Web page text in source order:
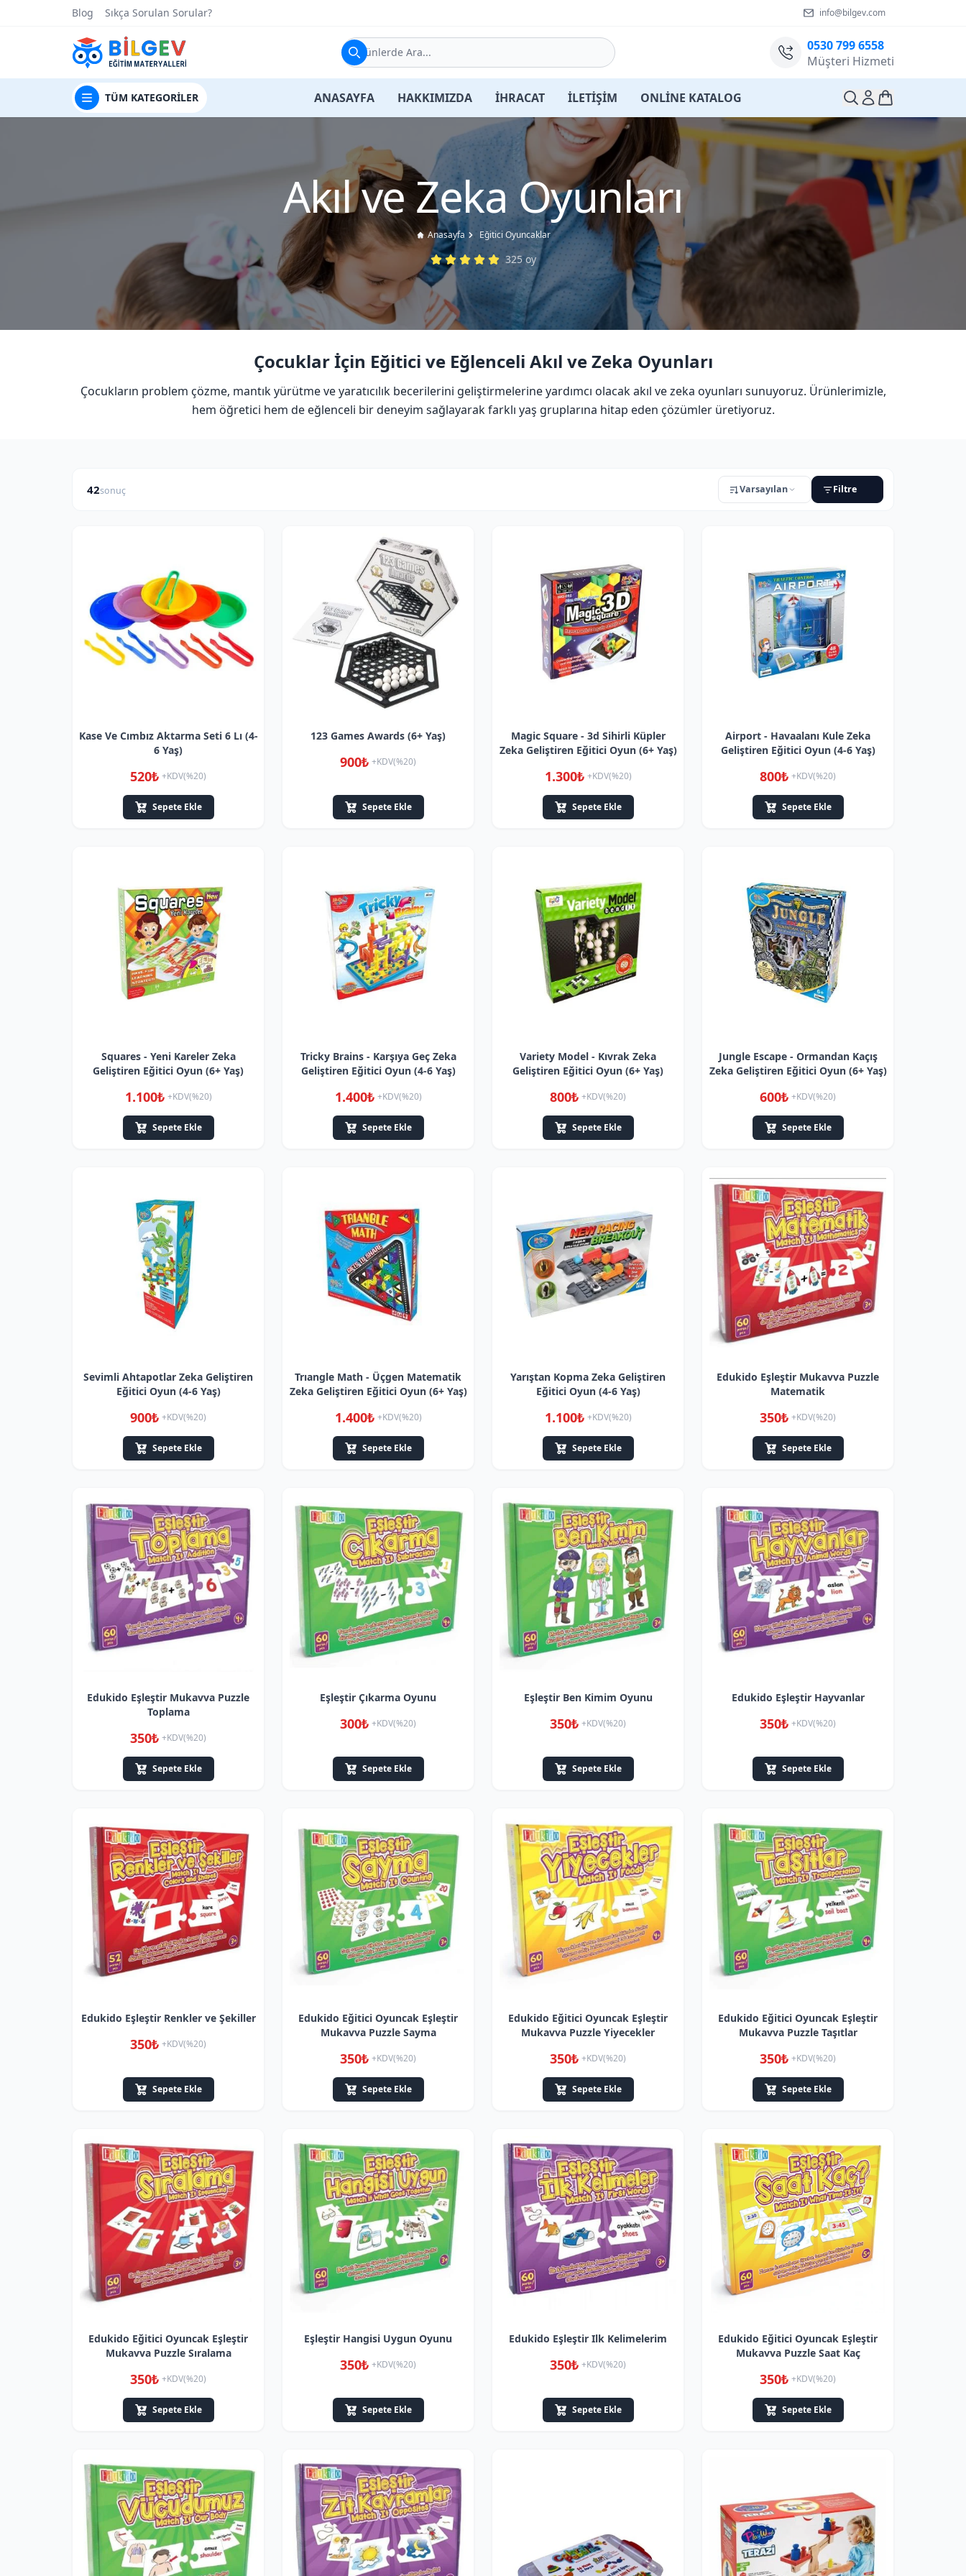
Blog Sıkça Sorulan Sorular? info@bilgev.com
Ürünlerde Ara...
0530 799 6558
Müşteri Hizmeti
TÜM KATEGORİLER ANASAYFA HAKKIMIZDA İHRACAT İLETİŞİM ONLİNE KATALOG
Akıl ve Zeka Oyunları
Anasayfa Eğitici Oyuncaklar
325 oy
Çocuklar İçin Eğitici ve Eğlenceli Akıl ve Zeka Oyunları
Çocukların problem çözme, mantık yürütme ve yaratıcılık becerilerini geliştirmelerine yardımcı olacak akıl ve zeka oyunları sunuyoruz. Ürünlerimizle,
hem öğretici hem de eğlenceli bir deneyim sağlayarak farklı yaş gruplarına hitap eden çözümler üretiyoruz.
42sonuç Varsayılan Filtre
Kategori seç
Kase Ve Cımbız Aktarma Seti 6 Lı (4-
6 Yaş)
520₺ +KDV(%20)
Sepete Ekle
123 Games Awards (6+ Yaş)
900₺ +KDV(%20)
Sepete Ekle
Magic Square - 3d Sihirli Küpler
Zeka Geliştiren Eğitici Oyun (6+ Yaş)
1.300₺ +KDV(%20)
Sepete Ekle
Airport - Havaalanı Kule Zeka
Geliştiren Eğitici Oyun (4-6 Yaş)
800₺ +KDV(%20)
Sepete Ekle
Squares - Yeni Kareler Zeka
Geliştiren Eğitici Oyun (6+ Yaş)
1.100₺ +KDV(%20)
Sepete Ekle
Tricky Brains - Karşıya Geç Zeka
Geliştiren Eğitici Oyun (4-6 Yaş)
1.400₺ +KDV(%20)
Sepete Ekle
Variety Model - Kıvrak Zeka
Geliştiren Eğitici Oyun (6+ Yaş)
800₺ +KDV(%20)
Sepete Ekle
Jungle Escape - Ormandan Kaçış
Zeka Geliştiren Eğitici Oyun (6+ Yaş)
600₺ +KDV(%20)
Sepete Ekle
Sevimli Ahtapotlar Zeka Geliştiren
Eğitici Oyun (4-6 Yaş)
900₺ +KDV(%20)
Sepete Ekle
Trıangle Math - Üçgen Matematik
Zeka Geliştiren Eğitici Oyun (6+ Yaş)
1.400₺ +KDV(%20)
Sepete Ekle
Yarıştan Kopma Zeka Geliştiren
Eğitici Oyun (4-6 Yaş)
1.100₺ +KDV(%20)
Sepete Ekle
Edukido Eşleştir Mukavva Puzzle
Matematik
350₺ +KDV(%20)
Sepete Ekle
Edukido Eşleştir Mukavva Puzzle
Toplama
350₺ +KDV(%20)
Sepete Ekle
Eşleştir Çıkarma Oyunu
300₺ +KDV(%20)
Sepete Ekle
Eşleştir Ben Kimim Oyunu
350₺ +KDV(%20)
Sepete Ekle
Edukido Eşleştir Hayvanlar
350₺ +KDV(%20)
Sepete Ekle
Edukido Eşleştir Renkler ve Şekiller
350₺ +KDV(%20)
Sepete Ekle
Edukido Eğitici Oyuncak Eşleştir
Mukavva Puzzle Sayma
350₺ +KDV(%20)
Sepete Ekle
Edukido Eğitici Oyuncak Eşleştir
Mukavva Puzzle Yiyecekler
350₺ +KDV(%20)
Sepete Ekle
Edukido Eğitici Oyuncak Eşleştir
Mukavva Puzzle Taşıtlar
350₺ +KDV(%20)
Sepete Ekle
Edukido Eğitici Oyuncak Eşleştir
Mukavva Puzzle Sıralama
350₺ +KDV(%20)
Sepete Ekle
Eşleştir Hangisi Uygun Oyunu
350₺ +KDV(%20)
Sepete Ekle
Edukido Eşleştir Ilk Kelimelerim
350₺ +KDV(%20)
Sepete Ekle
Edukido Eğitici Oyuncak Eşleştir
Mukavva Puzzle Saat Kaç
350₺ +KDV(%20)
Sepete Ekle